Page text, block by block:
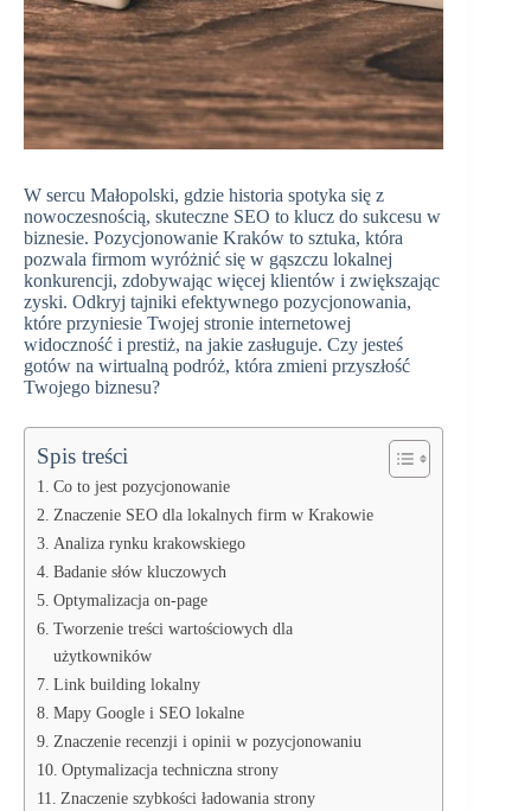
W sercu Małopolski, gdzie historia spotyka się z
nowoczesnością, skuteczne SEO to klucz do sukcesu w
biznesie. Pozycjonowanie Kraków to sztuka, która
pozwala firmom wyróżnić się w gąszczu lokalnej
konkurencji, zdobywając więcej klientów i zwiększając
zyski. Odkryj tajniki efektywnego pozycjonowania,
które przyniesie Twojej stronie internetowej
widoczność i prestiż, na jakie zasługuje. Czy jesteś
gotów na wirtualną podróż, która zmieni przyszłość
Twojego biznesu?
Spis treści
Co to jest pozycjonowanie
Znaczenie SEO dla lokalnych firm w Krakowie
Analiza rynku krakowskiego
Badanie słów kluczowych
Optymalizacja on-page
Tworzenie treści wartościowych dla
użytkowników
Link building lokalny
Mapy Google i SEO lokalne
Znaczenie recenzji i opinii w pozycjonowaniu
Optymalizacja techniczna strony
Znaczenie szybkości ładowania strony